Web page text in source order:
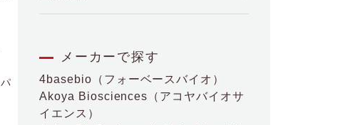
メーカーで探す
4basebio （フォーベースバイオ）
Akoya Biosciences （アコヤバイオサ
イエンス）